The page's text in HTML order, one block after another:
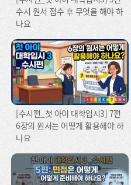
수시 원서 접수 후 무엇을 해야 하
나요
[수시편_첫 아이 대학입시3] 7편
6장의 원서는 어떻게 활용해야 하
나요